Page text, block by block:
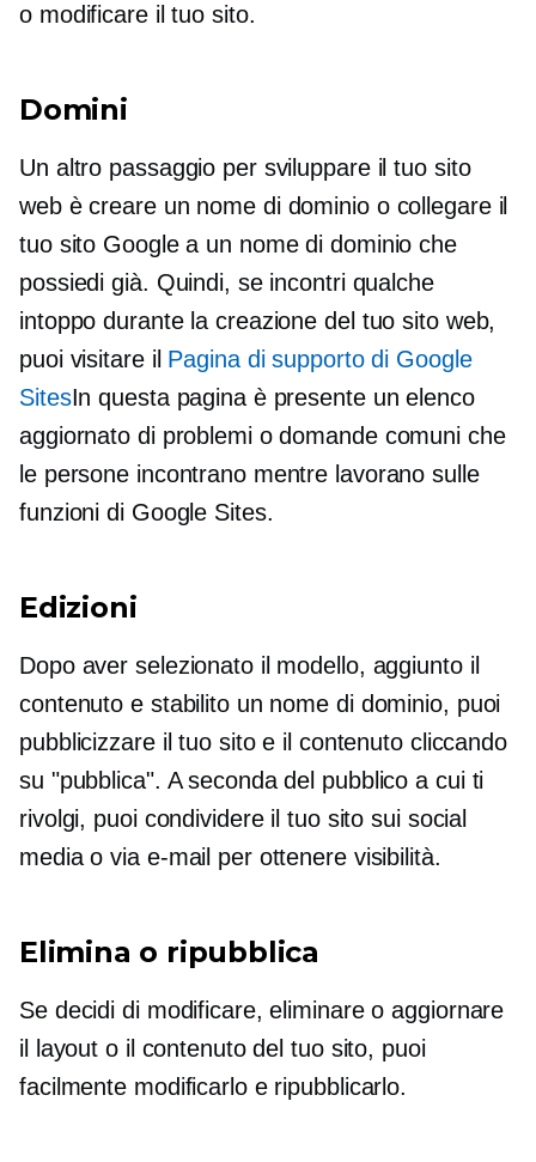
o modificare il tuo sito.
Domini
Un altro passaggio per sviluppare il tuo sito
web è creare un nome di dominio o collegare il
tuo sito Google a un nome di dominio che
possiedi già. Quindi, se incontri qualche
intoppo durante la creazione del tuo sito web,
puoi visitare il Pagina di supporto di Google
SitesIn questa pagina è presente un elenco
aggiornato di problemi o domande comuni che
le persone incontrano mentre lavorano sulle
funzioni di Google Sites.
Edizioni
Dopo aver selezionato il modello, aggiunto il
contenuto e stabilito un nome di dominio, puoi
pubblicizzare il tuo sito e il contenuto cliccando
su "pubblica". A seconda del pubblico a cui ti
rivolgi, puoi condividere il tuo sito sui social
media o via e-mail per ottenere visibilità.
Elimina o ripubblica
Se decidi di modificare, eliminare o aggiornare
il layout o il contenuto del tuo sito, puoi
facilmente modificarlo e ripubblicarlo.